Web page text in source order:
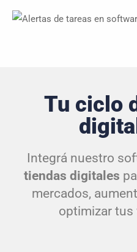
Tu ciclo
Integrá nuestro
tiendas digitales
mercados,
optimizar tus